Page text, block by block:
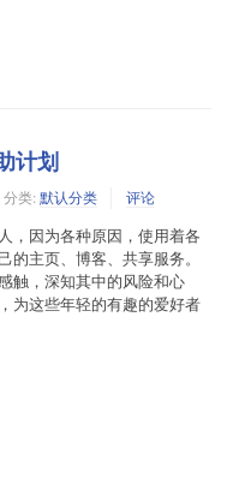
计划
分类: 默认分类 评论
，因为各种原因，使用着各
主页、博客、共享服务。
触，深知其中的风险和心
为这些年轻的有趣的爱好者